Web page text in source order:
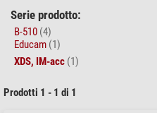
Serie prodotto:
B-510 (4)
Educam (1)
XDS, IM-acc (1)
Prodotti 1 - 1 di 1